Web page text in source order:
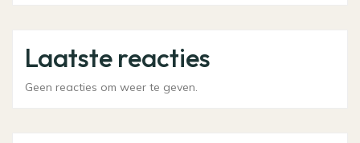
Laatste reacties
Geen reacties om weer te geven.